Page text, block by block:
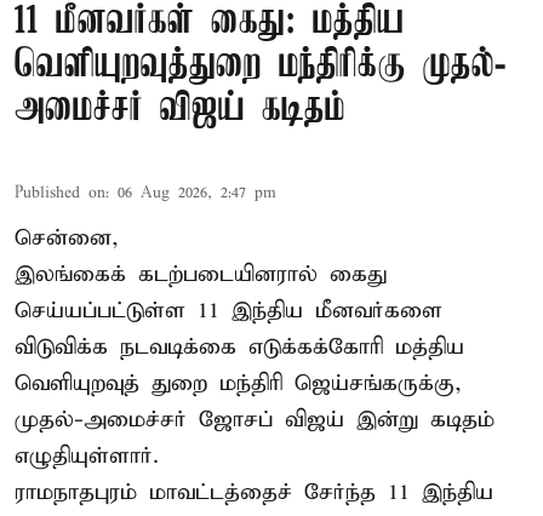
11 மீனவர்கள் கைது: மத்திய
வெளியுறவுத்துறை மந்திரிக்கு முதல்-
அமைச்சர் விஜய் கடிதம்
Published on: 06 Aug 2026, 2:47 pm
சென்னை,
இலங்கைக் கடற்படையினரால் கைது
செய்யப்பட்டுள்ள 11 இந்திய மீனவர்களை
விடுவிக்க நடவடிக்கை எடுக்கக்கோரி மத்திய
வெளியுறவுத் துறை மந்திரி ஜெய்சங்கருக்கு,
முதல்-அமைச்சர் ஜோசப் விஜய் இன்று கடிதம்
எழுதியுள்ளார்.
ராமநாதபுரம் மாவட்டத்தைச் சேர்ந்த 11 இந்திய